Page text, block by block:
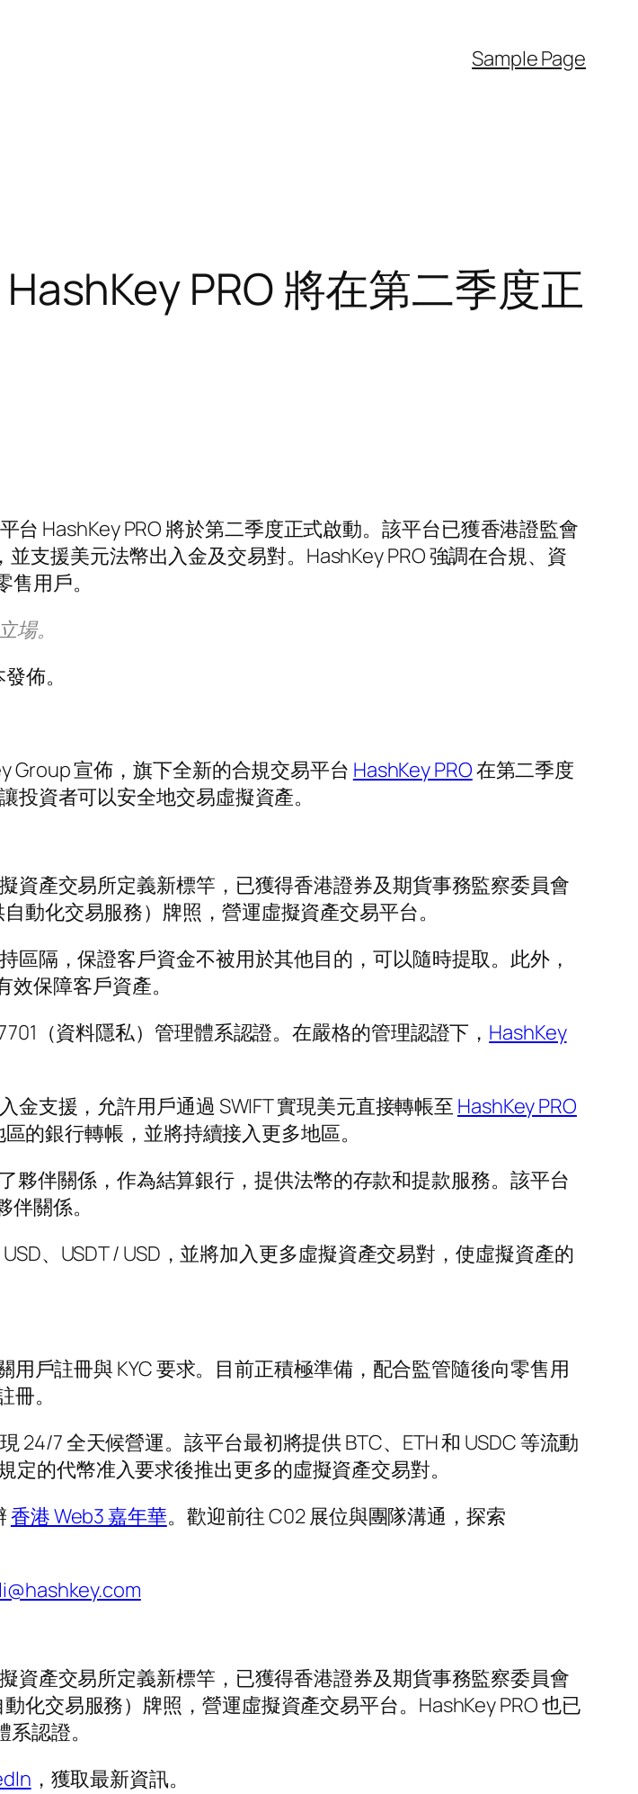
Sample Page
PRO 將在第二季度正
HashKey PRO 將於第二季度正式啟動。該平台已獲香港證監會
支援美元法幣出入金及交易對。HashKey PRO 強調在合規、資
用戶。
。
佈。
Group 宣佈，旗下全新的合規交易平台 HashKey PRO在第二季度
投資者可以安全地交易虛擬資產。
資產交易所定義新標竿，已獲得香港證券及期貨事務監察委員會
動化交易服務）牌照，營運虛擬資產交易平台。
區隔，保證客戶資金不被用於其他目的，可以隨時提取。此外，
保障客戶資產。
（資料隱私）管理體系認證。在嚴格的管理認證下， HashKey
金支援，允許用戶通過 SWIFT 實現美元直接轉帳至 HashKey PRO
的銀行轉帳，並將持續接入更多地區。
夥伴關係，作為結算銀行，提供法幣的存款和提款服務。該平台
關係。
、USDT / USD，並將加入更多虛擬資產交易對，使虛擬資產的
戶註冊與 KYC 要求。目前正積極準備，配合監管隨後向零售用
。
24/7 全天候營運。該平台最初將提供 BTC、ETH 和 USDC 等流動
的代幣准入要求後推出更多的虛擬資產交易對。
香港 Web3 嘉年華。歡迎前往 C02 展位與團隊溝通，探索
資產交易所定義新標竿，已獲得香港證券及期貨事務監察委員會
化交易服務）牌照，營運虛擬資產交易平台。HashKey PRO 也已
認證。
，獲取最新資訊。